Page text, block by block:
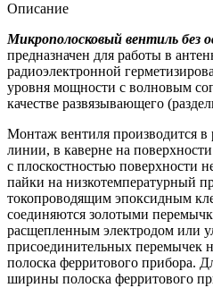
Описание
Микрополосковый вентиль без
предназначен для работы в
радиоэлектронной
уровня мощности с волновым
качестве развязывающего
Монтаж вентиля производится в
линии, в каверне на
с плоскостностью поверхности
пайки на низкотемпературный
токопроводящим эпоксидным
соединяются золотыми
расщепленным электродом или
присоединительных перемычек
полоска ферритового прибора.
ширины полоска ферритового